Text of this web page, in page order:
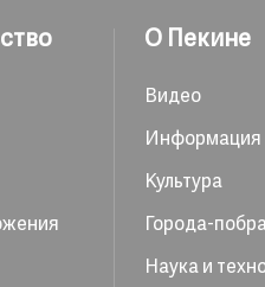
О Пекине
Видео
Информация
Культура
Города-
Наука и